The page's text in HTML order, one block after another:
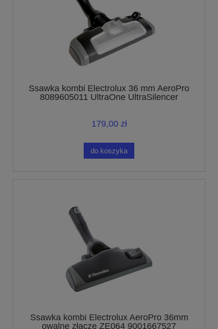
Ssawka kombi Electrolux 36 mm AeroPro
8089605011 UltraOne UltraSilencer
179,00 zł
do koszyka
Ssawka kombi Electrolux AeroPro 36mm
owalne złącze ZE064 9001667527